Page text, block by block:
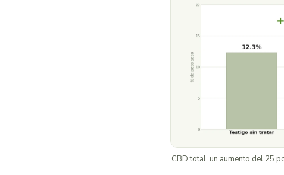
CBD total, un aumento del 25